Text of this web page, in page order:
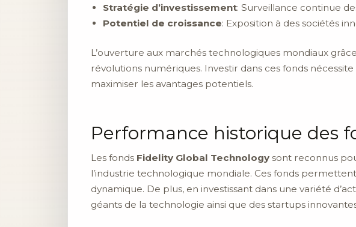
Stratégie d’investissement: Surveillance continue
Potentiel de croissance: Exposition à des sociétés
L’ouverture aux marchés technologiques mondiaux
révolutions numériques. Investir dans ces fonds
maximiser les avantages potentiels.
Performance historique des
Les fonds Fidelity Global Technology sont reconnus
l’industrie technologique mondiale. Ces fonds
dynamique. De plus, en investissant dans une variété
géants de la technologie ainsi que des startups